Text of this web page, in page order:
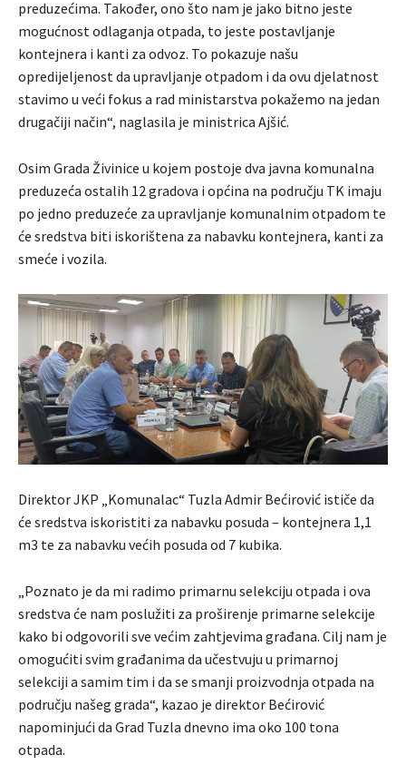
preduzećima. Također, ono što nam je jako bitno jeste
mogućnost odlaganja otpada, to jeste postavljanje
kontejnera i kanti za odvoz. To pokazuje našu
opredijeljenost da upravljanje otpadom i da ovu djelatnost
stavimo u veći fokus a rad ministarstva pokažemo na jedan
drugačiji način“, naglasila je ministrica Ajšić.
Osim Grada Živinice u kojem postoje dva javna komunalna
preduzeća ostalih 12 gradova i općina na području TK imaju
po jedno preduzeće za upravljanje komunalnim otpadom te
će sredstva biti iskorištena za nabavku kontejnera, kanti za
smeće i vozila.
Direktor JKP „Komunalac“ Tuzla Admir Bećirović ističe da
će sredstva iskoristiti za nabavku posuda – kontejnera 1,1
m3 te za nabavku većih posuda od 7 kubika.
„Poznato je da mi radimo primarnu selekciju otpada i ova
sredstva će nam poslužiti za proširenje primarne selekcije
kako bi odgovorili sve većim zahtjevima građana. Cilj nam je
omogućiti svim građanima da učestvuju u primarnoj
selekciji a samim tim i da se smanji proizvodnja otpada na
području našeg grada“, kazao je direktor Bećirović
napominjući da Grad Tuzla dnevno ima oko 100 tona
otpada.